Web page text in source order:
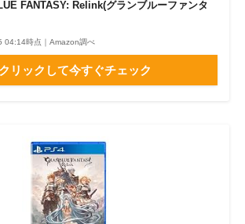
FANTASY: Relink(グランブルーファンタ
04:14時点｜Amazon調べ
リックして今すぐチェック